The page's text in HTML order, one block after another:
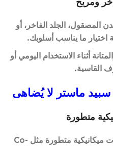
المصقول، الجلد الفاخر، أو
اختيار ما يناسب أسلوبك.
أثناء الاستخدام اليومي أو
القاسية.
سبيد ماستر لا يُضاهى
تعتمد سبيد ماستر على حركات ميكانيكية متطورة مثل Co-